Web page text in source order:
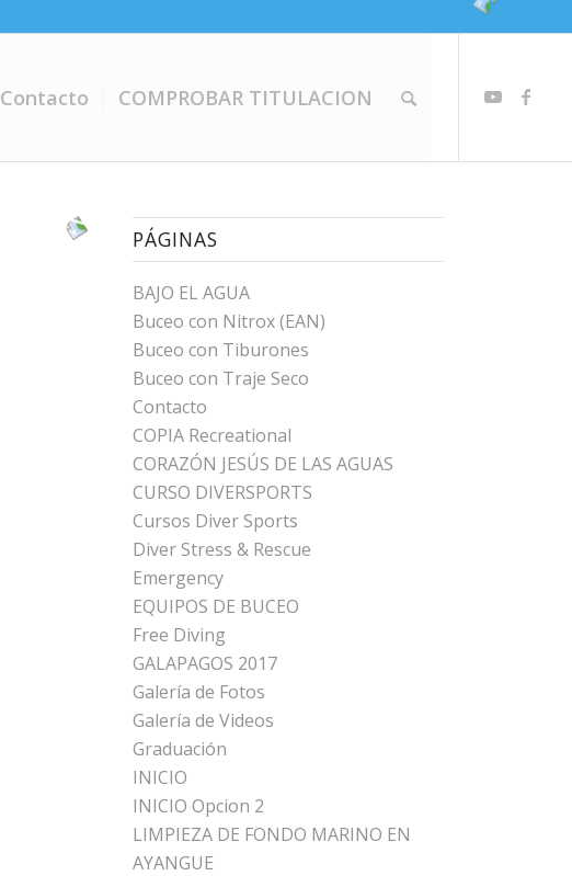
Contacto COMPROBAR TITULACION
PÁGINAS
BAJO EL AGUA
Buceo con Nitrox (EAN)
Buceo con Tiburones
Buceo con Traje Seco
Contacto
COPIA Recreational
CORAZÓN JESÚS DE LAS AGUAS
CURSO DIVERSPORTS
Cursos Diver Sports
Diver Stress & Rescue
Emergency
EQUIPOS DE BUCEO
Free Diving
GALAPAGOS 2017
Galería de Fotos
Galería de Videos
Graduación
INICIO
INICIO Opcion 2
LIMPIEZA DE FONDO MARINO EN
AYANGUE